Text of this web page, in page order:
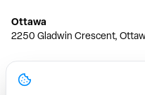
Ottawa
2250 Gladwin Crescent,
Toronto
150 Ferrand Dr, 6th Floor,